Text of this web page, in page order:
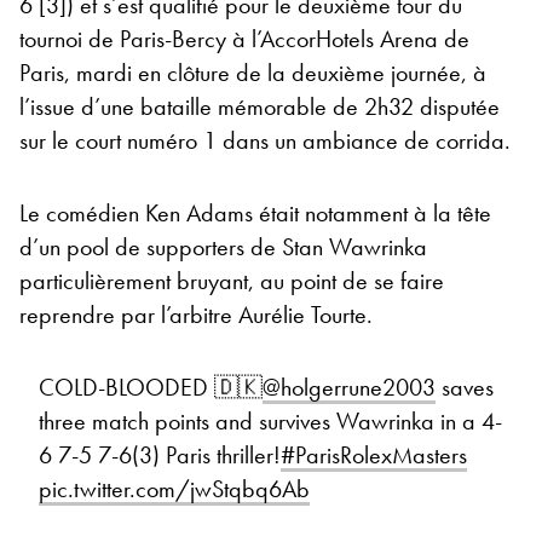
tournoi de Paris-Bercy à l’AccorHotels Arena de
Paris, mardi en clôture de la deuxième journée, à
l’issue d’une bataille mémorable de 2h32 disputée
sur le court numéro 1 dans un ambiance de corrida.
Le comédien Ken Adams était notamment à la tête
d’un pool de supporters de Stan Wawrinka
particulièrement bruyant, au point de se faire
reprendre par l’arbitre Aurélie Tourte.
COLD-BLOODED 🇩🇰@holgerrune2003 saves
three match points and survives Wawrinka in a 4-
6 7-5 7-6(3) Paris thriller!#ParisRolexMasters
pic.twitter.com/jwStqbq6Ab